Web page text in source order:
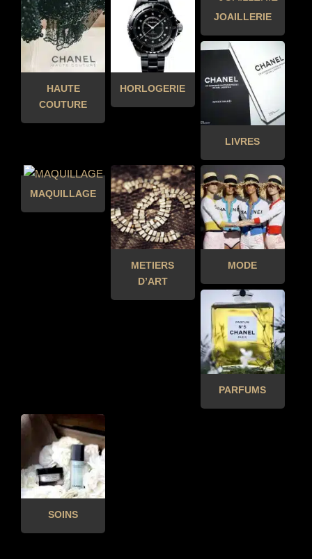
HAUTE
COUTURE
HORLOGERIE
JOAILLERIE
LIVRES
MAQUILLAGE
METIERS
D’ART
MODE
PARFUMS
SOINS